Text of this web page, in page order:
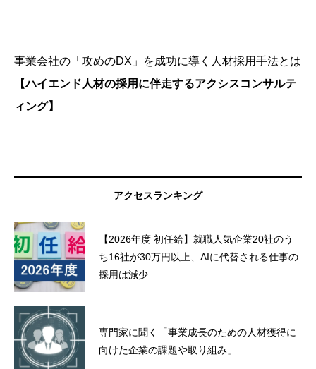
事業会社の「攻めのDX」を成功に導く人材採用手法とは
【ハイエンド人材の採用に伴走するアクシスコンサルテ
ィング】
アクセスランキング
【2026年度 初任給】就職人気企業20社のう
ち16社が30万円以上、AIに代替される仕事の
採用は減少
専門家に聞く「事業成長のための人材獲得に
向けた企業の課題や取り組み」